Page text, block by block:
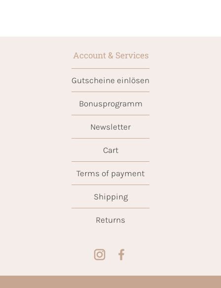
Account & Services
Gutscheine einlösen
Bonusprogramm
Newsletter
Cart
Terms of payment
Shipping
Returns